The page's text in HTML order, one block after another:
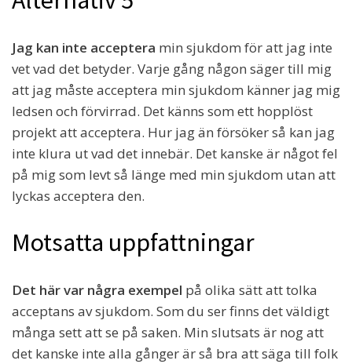
Jag kan inte acceptera min sjukdom för att jag inte
vet vad det betyder. Varje gång någon säger till mig
att jag måste acceptera min sjukdom känner jag mig
ledsen och förvirrad. Det känns som ett hopplöst
projekt att acceptera. Hur jag än försöker så kan jag
inte klura ut vad det innebär. Det kanske är något fel
på mig som levt så länge med min sjukdom utan att
lyckas acceptera den.
Motsatta uppfattningar
Det här var några exempel på olika sätt att tolka
acceptans av sjukdom. Som du ser finns det väldigt
många sett att se på saken. Min slutsats är nog att
det kanske inte alla gånger är så bra att säga till folk